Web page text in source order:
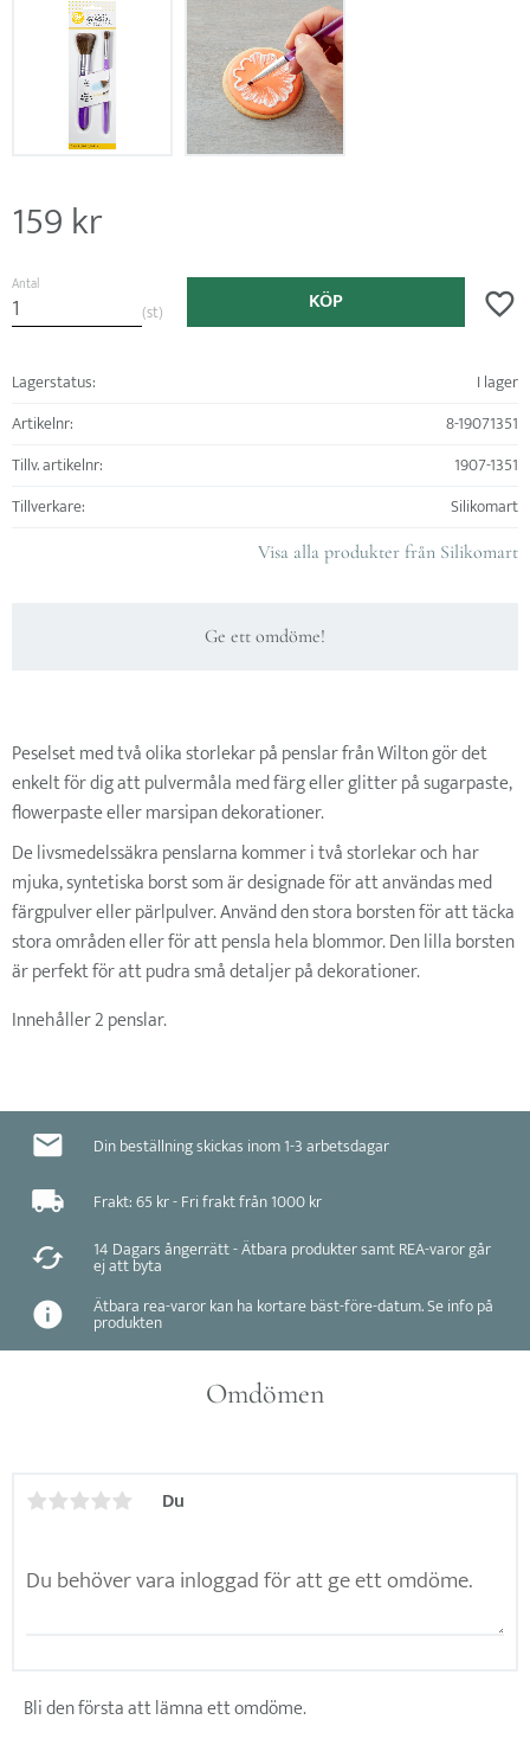
159kr
Antal
st KÖP
Lagerstatus
I lager
Artikelnr
8-19071351
Tillv. artikelnr
1907-1351
Tillverkare
Silikomart
Visa alla produkter från Silikomart
Ge ett omdöme!
Peselset med två olika storlekar på penslar från Wilton gör det
enkelt för dig att pulvermåla med färg eller glitter på sugarpaste,
flowerpaste eller marsipan dekorationer.
De livsmedelssäkra penslarna kommer i två storlekar och har
mjuka, syntetiska borst som är designade för att användas med
färgpulver eller pärlpulver. Använd den stora borsten för att täcka
stora områden eller för att pensla hela blommor. Den lilla borsten
är perfekt för att pudra små detaljer på dekorationer.
Innehåller 2 penslar.
Din beställning skickas inom 1-3 arbetsdagar
Frakt: 65 kr - Fri frakt från 1000 kr
14 Dagars ångerrätt - Ätbara produkter samt REA-varor går
ej att byta
Ätbara rea-varor kan ha kortare bäst-före-datum. Se info på
produkten
Omdömen
Du
Bli den första att lämna ett omdöme.